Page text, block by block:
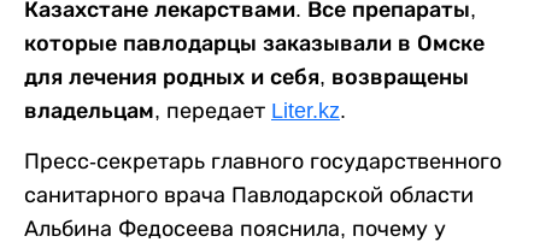
Казахстане лекарствами. Все препараты,
которые павлодарцы заказывали в Омске
для лечения родных и себя, возвращены
владельцам, передает Liter.kz.
Пресс-секретарь главного государственного
санитарного врача Павлодарской области
Альбина Федосеева пояснила, почему у